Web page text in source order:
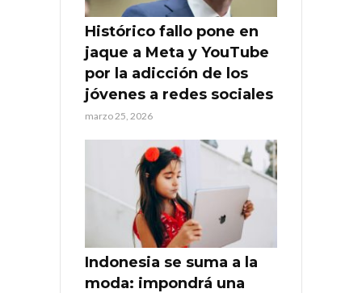
Histórico fallo pone en
jaque a Meta y YouTube
por la adicción de los
jóvenes a redes sociales
marzo 25, 2026
Indonesia se suma a la
moda: impondrá una